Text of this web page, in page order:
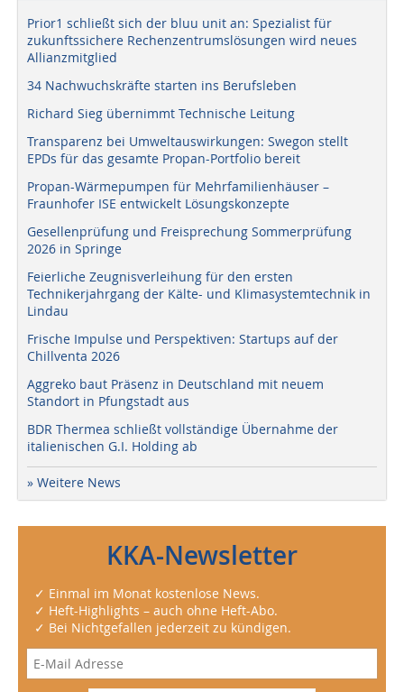
Prior1 schließt sich der bluu unit an: Spezialist für
zukunftssichere Rechenzentrumslösungen wird neues
Allianzmitglied
34 Nachwuchskräfte starten ins Berufsleben
Richard Sieg übernimmt Technische Leitung
Transparenz bei Umweltauswirkungen: Swegon stellt
EPDs für das gesamte Propan-Portfolio bereit
Propan-Wärmepumpen für Mehrfamilienhäuser –
Fraunhofer ISE entwickelt Lösungskonzepte
Gesellenprüfung und Freisprechung Sommerprüfung
2026 in Springe
Feierliche Zeugnisverleihung für den ersten
Technikerjahrgang der Kälte- und Klimasystemtechnik in
Lindau
Frische Impulse und Perspektiven: Startups auf der
Chillventa 2026
Aggreko baut Präsenz in Deutschland mit neuem
Standort in Pfungstadt aus
BDR Thermea schließt vollständige Übernahme der
italienischen G.I. Holding ab
» Weitere News
KKA-Newsletter
✓ Einmal im Monat kostenlose News.
✓ Heft-Highlights – auch ohne Heft-Abo.
✓ Bei Nichtgefallen jederzeit zu kündigen.